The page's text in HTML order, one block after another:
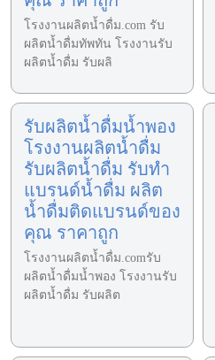
โรงงานผลิตน้ำดื่ม.com รับ
ผลิตน้ำดื่มทัพทัน โรงงานรับ
ผลิตน้ำดื่ม รับผลิ
รับผลิตน้ำดื่มน้ำพอง
โรงงานผลิตน้ำดื่ม
รับผลิตน้ำดื่ม รับทำ
แบรนด์น้ำดื่ม ผลิต
น้ำดื่มติดแบรนด์ของ
คุณ ราคาถูก
โรงงานผลิตน้ำดื่ม.comรับ
ผลิตน้ำดื่มน้ำพอง โรงงานรับ
ผลิตน้ำดื่ม รับผลิต